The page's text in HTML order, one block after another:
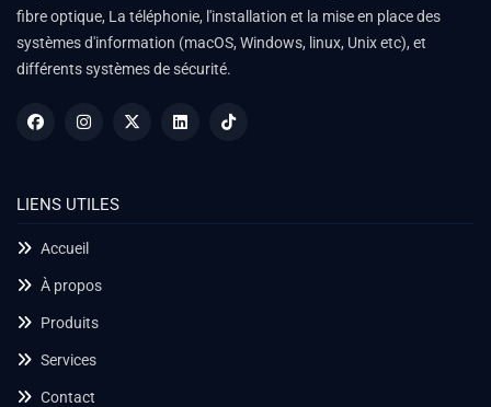
fibre optique, La téléphonie, l'installation et la mise en place des
systèmes d'information (macOS, Windows, linux, Unix etc), et
différents systèmes de sécurité.
LIENS UTILES
Accueil
À propos
Produits
Services
Contact